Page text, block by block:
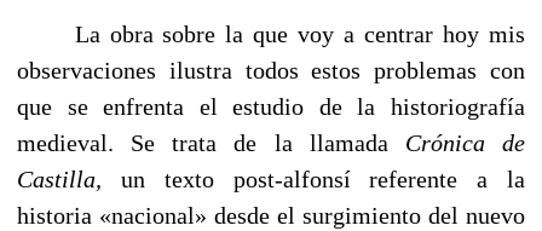
La obra sobre la que voy a centrar hoy mis
observaciones ilustra todos estos problemas con
que se enfrenta el estudio de la historiografía
medieval. Se trata de la llamada Crónica de
Castilla, un texto post-alfonsí referente a la
historia «nacional» desde el surgimiento del nuevo